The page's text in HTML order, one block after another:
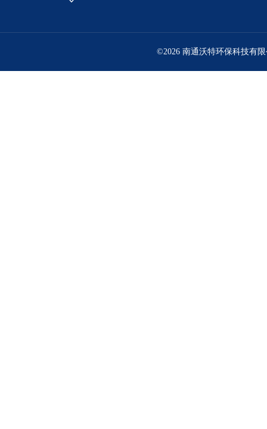
©2026 南通沃特环保科技有